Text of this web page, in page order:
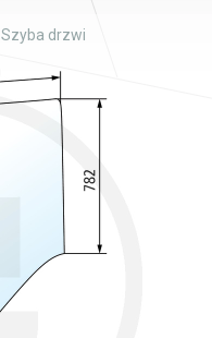
Szyba drzwi